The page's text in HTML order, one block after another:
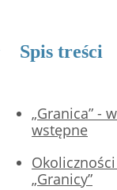
Spis treści
„Granica” -
wstępne
„Granicy”